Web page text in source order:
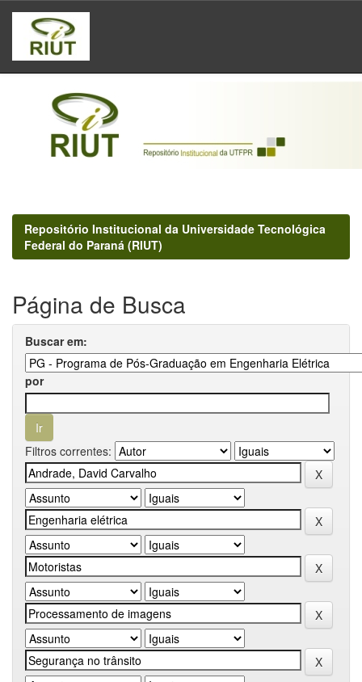
Skip
navigation
Repositório Institucional da Universidade Tecnológica
Federal do Paraná (RIUT)
Página de Busca
Buscar em:
por
Filtros correntes: